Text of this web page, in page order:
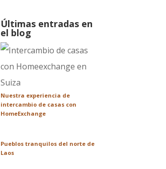
Últimas entradas en
el blog
Nuestra experiencia de
intercambio de casas con
HomeExchange
Pueblos tranquilos del norte de
Laos